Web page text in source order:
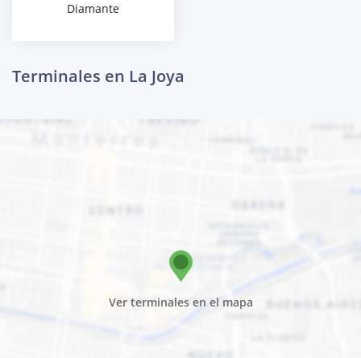
Diamante
Terminales en La Joya
Ver terminales en el mapa